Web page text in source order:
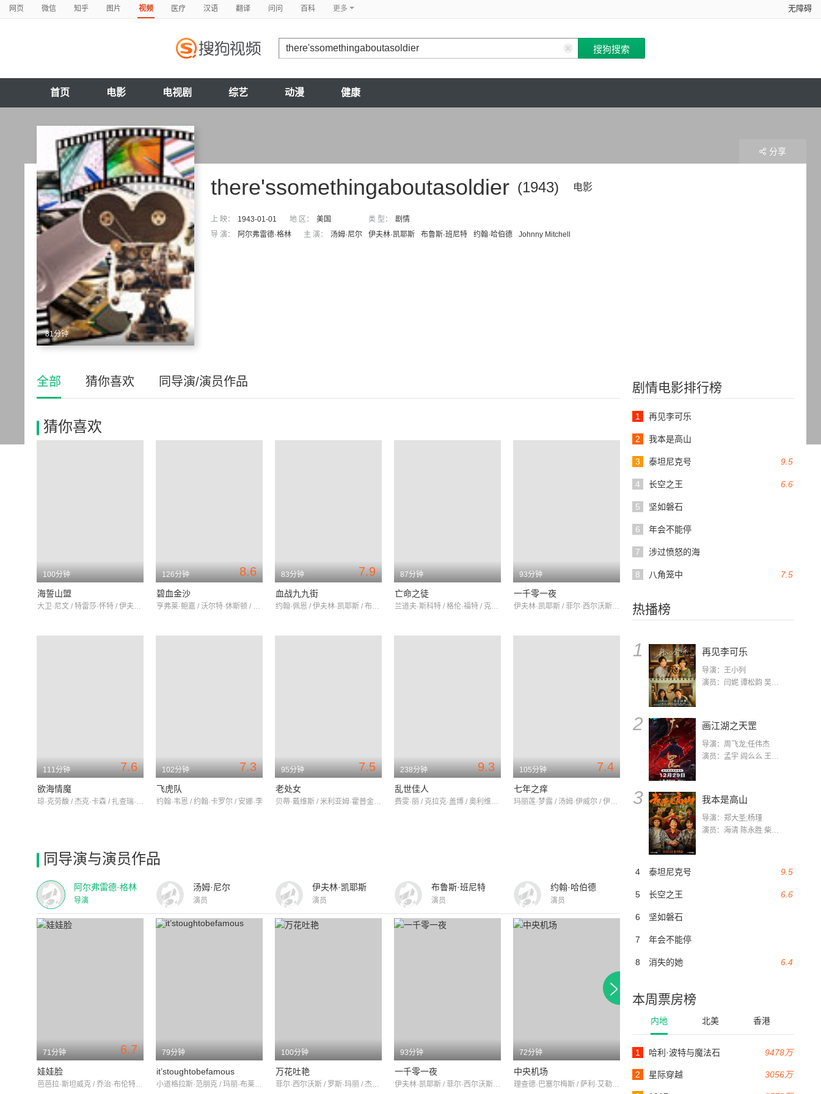
网页 微信 知乎 图片 视频 医疗 汉语 翻译 问问 百科 更多 无障碍
首页 电影 电视剧 综艺 动漫 健康
81分钟
(1943) 电影
there'ssomethingaboutasoldier
上 映： 1943-01-01 地 区： 美国 类 型：
剧情
导 演：
阿尔弗雷德·格林 主 演： 汤姆·尼尔 伊夫林·凯耶斯 布鲁斯·班尼特 约翰·哈伯德 Johnny Mitchell
分享
剧情电影排行榜
1 再见李可乐
2 我本是高山
9.5
3 泰坦尼克号
6.6
4 长空之王
5 坚如磐石
6 年会不能停
7 涉过愤怒的海
7.5
8 八角笼中
热播榜
1 再见李可乐
导演：王小列
演员：闫妮 谭松韵 吴京 蒋龙 赵小棠 冯雷 李虎城 平安 小七 小可乐
2 画江湖之天罡
导演：周飞龙;任伟杰
演员：孟宇 阎么么 王凯 郭政建 阎萌萌 杨默 高枫 齐斯伽 刘芊含 马程
3 我本是高山
导演：郑大圣;杨瑾
演员：海清 陈永胜 柴烨 王玥婷 万国鹏 美朵达瓦 赵瑞婷 罗解艳 郭莉娜 潘家艳
9.5
4 泰坦尼克号
6.6
5 长空之王
6 坚如磐石
7 年会不能停
6.4
8 消失的她
本周票房榜
内地 北美 香港
9478万
1 哈利·波特与魔法石
3056万
2 星际穿越
全部 猜你喜欢 同导演/演员作品
猜你喜欢
100分钟
海誓山盟
大卫·尼文 / 特雷莎·怀特 / 伊夫林·凯耶斯
8.6
126分钟
碧血金沙
亨弗莱·鲍嘉 / 沃尔特·休斯顿 / 提姆·霍尔特
7.9
83分钟
血战九九街
约翰·佩恩 / 伊夫林·凯耶斯 / 布拉德·德克斯特
87分钟
亡命之徒
兰道夫·斯科特 / 格伦·福特 / 克莱尔·特雷弗
93分钟
一千零一夜
伊夫林·凯耶斯 / 菲尔·西尔沃斯 / 阿黛尔·杰金斯
7.6
111分钟
欲海情魔
琼·克劳馥 / 杰克·卡森 / 扎查瑞·斯考特
7.3
102分钟
飞虎队
约翰·韦恩 / 约翰·卡罗尔 / 安娜·李
7.5
95分钟
老处女
贝蒂·戴维斯 / 米利亚姆·霍普金斯 / 乔治·布伦特
9.3
238分钟
乱世佳人
费雯·丽 / 克拉克·盖博 / 奥利维娅·德哈维兰
7.4
105分钟
七年之痒
玛丽莲·梦露 / 汤姆·伊威尔 / 伊夫林·凯耶斯
同导演与演员作品
阿尔弗雷德·格林
导演
汤姆·尼尔
演员
伊夫林·凯耶斯
演员
布鲁斯·班尼特
演员
约翰·哈伯德
演员
6.7
71分钟
娃娃脸
芭芭拉·斯坦威克 / 乔治·布伦特 / 詹姆斯·默里
79分钟
it’stoughtobefamous
小道格拉斯·范朋克 / 玛丽·布莱恩 / HaroldMinjir
100分钟
万花吐艳
菲尔·西尔沃斯 / 罗斯·玛丽 / 杰克·艾伯森
93分钟
一千零一夜
伊夫林·凯耶斯 / 菲尔·西尔沃斯 / 阿黛尔·杰金斯
72分钟
中央机场
理查德·巴塞尔梅斯 / 萨利·艾勒斯 / 汤姆·布朗
73分钟
田野风月
89分钟
西部四霸天